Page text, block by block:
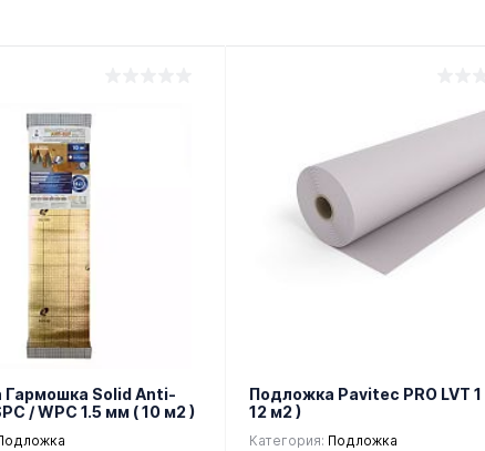
Solid Anti-
/ WPC 1.5 мм ( 10 м2 )
Подложка Pavitec PRO LVT
12 м2 )
Категория: Подложка